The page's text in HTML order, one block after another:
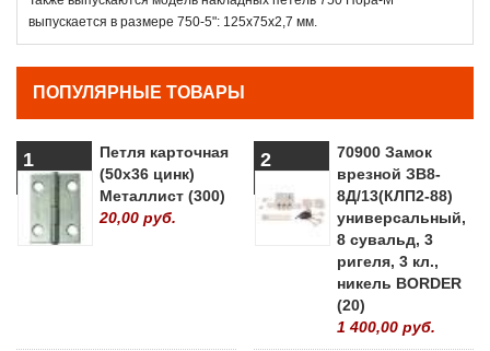
выпускается в размере 750-5": 125x75х2,7 мм.
ПОПУЛЯРНЫЕ ТОВАРЫ
1
Петля карточная
(50х36 цинк)
Металлист (300)
20,00 руб.
2
70900 Замок
врезной ЗВ8-
8Д/13(КЛП2-88)
универсальный,
8 сувальд, 3
ригеля, 3 кл.,
никель BORDER
(20)
1 400,00 руб.